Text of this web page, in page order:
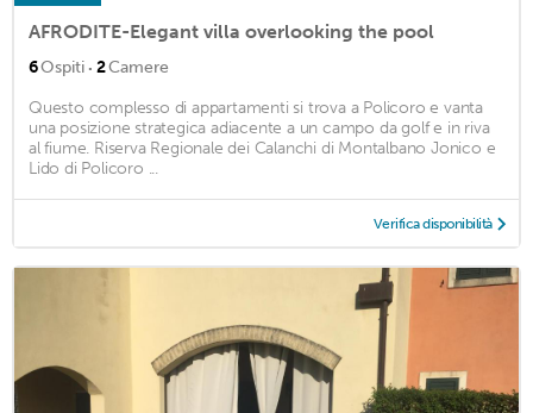
AFRODITE-Elegant villa overlooking the pool
6Ospiti · 2Camere
Questo complesso di appartamenti si trova a Policoro e vanta
una posizione strategica adiacente a un campo da golf e in riva
al fiume. Riserva Regionale dei Calanchi di Montalbano Jonico e
Lido di Policoro ...
Verifica disponibilità